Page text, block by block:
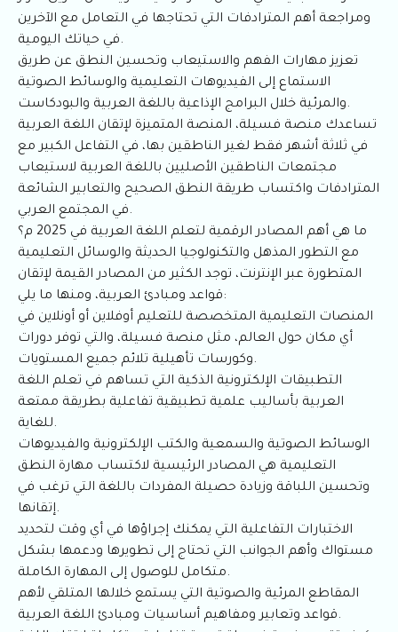
ومراجعة أهم المترادفات التي تحتاجها في التعامل مع الآخرين
في حياتك اليومية.
تعزيز مهارات الفهم والاستيعاب وتحسين النطق عن طريق
الاستماع إلى الفيديوهات التعليمية والوسائط الصوتية
والمرئية خلال البرامج الإذاعية باللغة العربية والبودكاست.
تساعدك منصة فسيلة، المنصة المتميزة لإتقان اللغة العربية
في ثلاثة أشهر فقط لغير الناطقين بها، في التفاعل الكبير مع
مجتمعات الناطقين الأصليين باللغة العربية لاستيعاب
المترادفات واكتساب طريقة النطق الصحيح والتعابير الشائعة
في المجتمع العربي.
مع التطور المذهل والتكنولوجيا الحديثة والوسائل التعليمية
المتطورة عبر الإنترنت، توجد الكثير من المصادر القيمة لإتقان
قواعد ومبادئ العربية، ومنها ما يلي:
المنصات التعليمية المتخصصة للتعليم أوفلاين أو أونلاين في
أي مكان حول العالم، مثل منصة فسيلة، والتي توفر دورات
وكورسات تأهيلية تلائم جميع المستويات.
التطبيقات الإلكترونية الذكية التي تساهم في تعلم اللغة
العربية بأساليب علمية تطبيقية تفاعلية بطريقة ممتعة
للغاية.
الوسائط الصوتية والسمعية والكتب الإلكترونية والفيديوهات
التعليمية هي المصادر الرئيسية لاكتساب مهارة النطق
وتحسين اللباقة وزيادة حصيلة المفردات باللغة التي ترغب في
إتقانها.
الاختبارات التفاعلية التي يمكنك إجراؤها في أي وقت لتحديد
مستواك وأهم الجوانب التي تحتاج إلى تطويرها ودعمها بشكل
متكامل للوصول إلى المهارة الكاملة.
المقاطع المرئية والصوتية التي يستمع خلالها المتلقي لأهم
قواعد وتعابير ومفاهيم أساسيات ومبادئ اللغة العربية.